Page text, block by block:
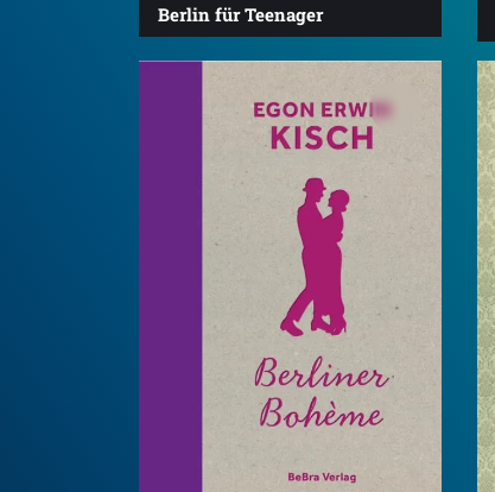
Berlin für Teenager